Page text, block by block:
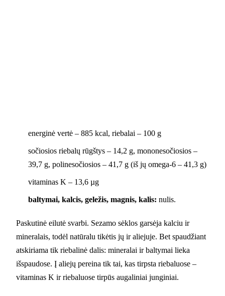
energinė vertė – 885 kcal, riebalai – 100 g
sočiosios riebalų rūgštys – 14,2 g, mononesočiosios –
39,7 g, polinesočiosios – 41,7 g (iš jų omega-6 – 41,3 g)
vitaminas K – 13,6 µg
baltymai, kalcis, geležis, magnis, kalis: nulis.
Paskutinė eilutė svarbi. Sezamo sėklos garsėja kalciu ir
mineralais, todėl natūralu tikėtis jų ir aliejuje. Bet spaudžiant
atskiriama tik riebalinė dalis: mineralai ir baltymai lieka
išspaudose. Į aliejų pereina tik tai, kas tirpsta riebaluose –
vitaminas K ir riebaluose tirpūs augaliniai junginiai.